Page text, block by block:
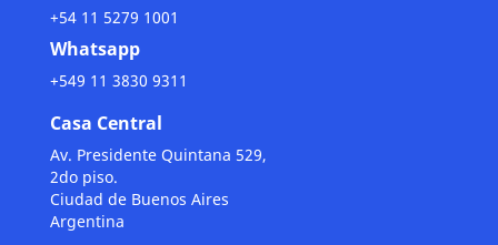
+54 11 5279 1001
Whatsapp
+549 11 3830 9311
Casa Central
Av. Presidente Quintana 529,
2do piso.
Ciudad de Buenos Aires
Argentina